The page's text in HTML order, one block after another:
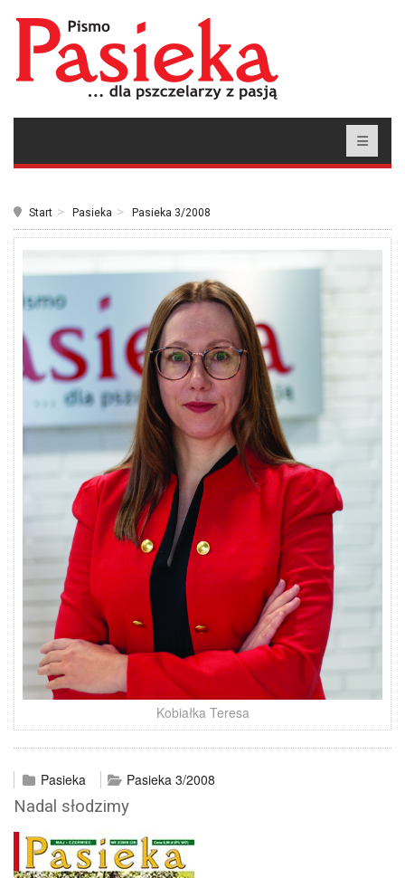
Start Pasieka Pasieka 3/2008
Kobiałka Teresa
Pasieka Pasieka 3/2008
Nadal słodzimy